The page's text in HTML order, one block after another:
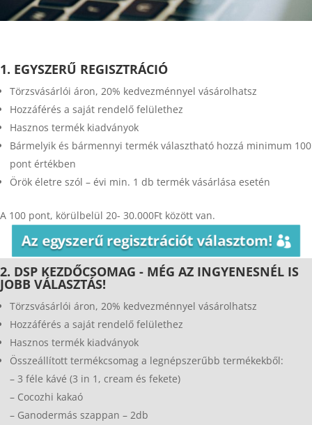
1. EGYSZERŰ REGISZTRÁCIÓ
Törzsvásárlói áron, 20% kedvezménnyel vásárolhatsz
Hozzáférés a saját rendelő felülethez
Hasznos termék kiadványok
Bármelyik és bármennyi termék választható hozzá minimum 100
pont értékben
Örök életre szól – évi min. 1 db termék vásárlása esetén
A 100 pont, körülbelül 20- 30.000Ft között van.
Az egyszerű regisztrációt választom!
2. DSP KEZDŐCSOMAG - MÉG AZ INGYENESNÉL IS
JOBB VÁLASZTÁS!
Törzsvásárlói áron, 20% kedvezménnyel vásárolhatsz
Hozzáférés a saját rendelő felülethez
Hasznos termék kiadványok
Összeállított termékcsomag a legnépszerűbb termékekből:
– 3 féle kávé (3 in 1, cream és fekete)
– Cocozhi kakaó
– Ganodermás szappan – 2db